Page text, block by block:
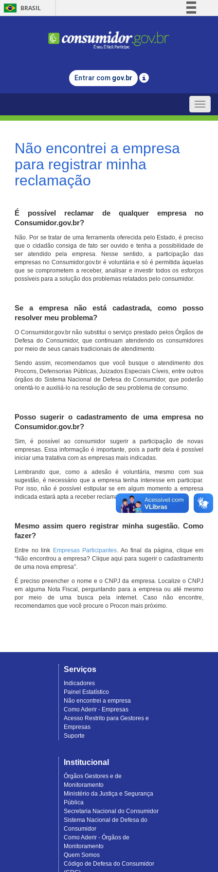
BRASIL
Comunica BR
Legislação
Entrar com gov.br
Toggle
Não encontrei a empresa
para registrar minha
reclamação
É possível reclamar de qualquer empresa no
Consumidor.gov.br?
Não. Por se tratar de uma ferramenta oferecida pelo Estado, é preciso
que o cidadão consiga de fato ser ouvido e tenha a possibilidade de
ser atendido pela empresa. Nesse sentido, a participação das
empresas no Consumidor.gov.br é voluntária e só é permitida àquelas
que se comprometem a receber, analisar e investir todos os esforços
possíveis para a solução dos problemas relatados pelo consumidor.
Se a empresa não está cadastrada, como posso
resolver meu problema?
O Consumidor.gov.br não substitui o serviço prestado pelos Órgãos de
Defesa do Consumidor, que continuam atendendo os consumidores
por meio de seus canais tradicionais de atendimento.
Sendo assim, recomendamos que você busque o atendimento dos
Procons, Defensorias Públicas, Juizados Especiais Cíveis, entre outros
órgãos do Sistema Nacional de Defesa do Consumidor, que poderão
orientá-lo e auxiliá-lo na resolução de seu problema de consumo.
Posso sugerir o cadastramento de uma empresa no
Consumidor.gov.br?
Sim, é possível ao consumidor sugerir a participação de novas
empresas. Essa informação é importante, pois a partir dela é possível
iniciar uma tratativa com as empresas mais indicadas.
Lembrando que, como a adesão é voluntária, mesmo com sua
sugestão, é necessário que a empresa tenha interesse em participar.
Por isso, não é possível estipular se em algum momento a empresa
indicada estará apta a receber reclamações por meio do site.
Mesmo assim quero registrar minha sugestão. Como
fazer?
Entre no link Empresas Participantes. Ao final da página, clique em
“Não encontrou a empresa? Clique aqui para sugerir o cadastramento
de uma nova empresa”.
É preciso preencher o nome e o CNPJ da empresa. Localize o CNPJ
em alguma Nota Fiscal, perguntando para a empresa ou até mesmo
por meio de uma busca pela internet. Caso não encontre,
recomendamos que você procure o Procon mais próximo.
Serviços
Indicadores
Painel Estatístico
Não encontrei a empresa
Como Aderir - Empresas
Acesso Restrito para Gestores e
Empresas
Suporte
Institucional
Órgãos Gestores e de
Monitoramento
Ministério da Justiça e Segurança
Pública
Secretaria Nacional do Consumidor
Sistema Nacional de Defesa do
Consumidor
Como Aderir - Órgãos de
Monitoramento
Quem Somos
Código de Defesa do Consumidor